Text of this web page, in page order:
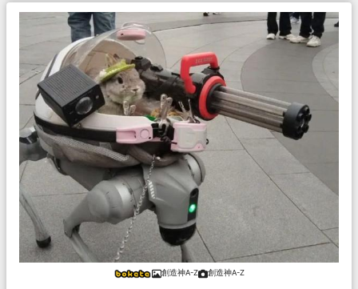
創造神A-Z 創造神A-Z